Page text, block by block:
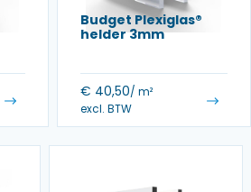
Budget Plexiglas®
helder 3mm
€ 40,50/ m²
excl. BTW